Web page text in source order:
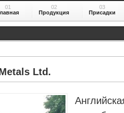
01
02
Продукция
03
Присадки
Ltd.